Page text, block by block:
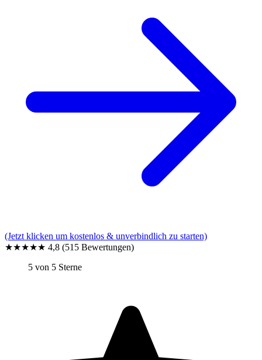
(Jetzt klicken um kostenlos & unverbindlich zu starten)
★★★★★ 4,8 (515 Bewertungen)
5 von 5 Sterne